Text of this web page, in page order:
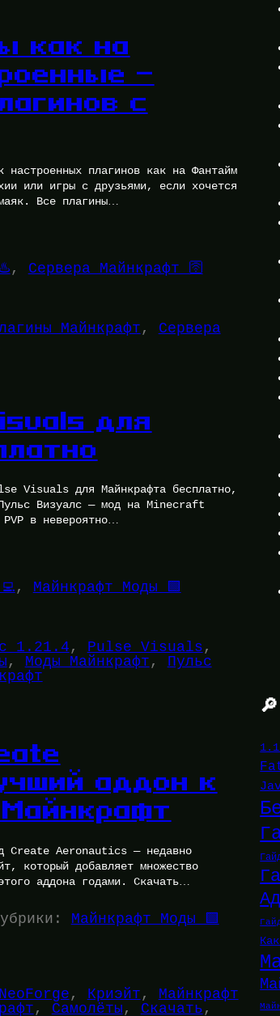
как на
—
с
плагинов как на Фантайм
или игры с друзьями, если хочется
Все плагины…
, Сервера Майнкрафт 🛜
Майнкрафт, Сервера
для
Visuals для Майнкрафта бесплатно,
Визуалс — мод на Minecraft
в невероятно…
, Майнкрафт Моды 🟩
1.21.4, Pulse Visuals
, Моды Майнкрафт , Пульс
аддон к
Create Aeronautics — недавно
который добавляет множество
аддона годами. Скачать…
Майнкрафт Моды 🟩
NeoForge , Криэйт , Майнкрафт
, Самолёты , Скачать